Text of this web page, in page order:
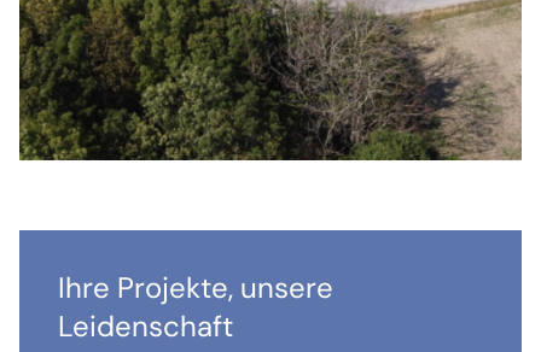
Ihre Projekte, unsere
Leidenschaft